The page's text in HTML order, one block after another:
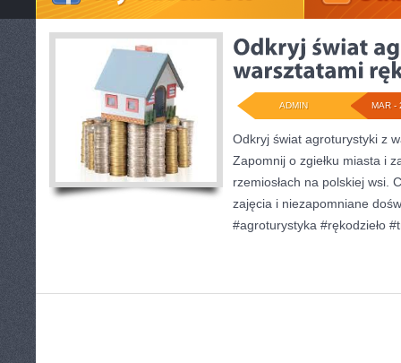
MAR -
ADMIN
Odkryj świat agroturystyki z
Zapomnij o zgiełku miasta i
rzemiosłach na polskiej wsi.
zajęcia i niezapomniane
#agroturystyka #rękodzieło